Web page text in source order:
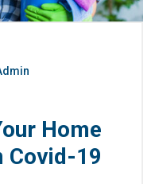
Home
Covid-19